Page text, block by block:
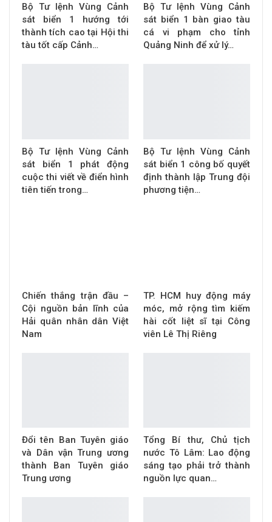
Bộ Tư lệnh Vùng Cảnh
sát biển 1 hướng tới
thành tích cao tại Hội thi
tàu tốt cấp Cảnh…
Bộ Tư lệnh Vùng Cảnh
sát biển 1 bàn giao tàu
cá vi phạm cho tỉnh
Quảng Ninh để xử lý…
Bộ Tư lệnh Vùng Cảnh
sát biển 1 phát động
cuộc thi viết về điển hình
tiên tiến trong…
Bộ Tư lệnh Vùng Cảnh
sát biển 1 công bố quyết
định thành lập Trung đội
phương tiện…
Chiến thắng trận đầu –
Cội nguồn bản lĩnh của
Hải quân nhân dân Việt
Nam
TP. HCM huy động máy
móc, mở rộng tìm kiếm
hài cốt liệt sĩ tại Công
viên Lê Thị Riêng
Đổi tên Ban Tuyên giáo
và Dân vận Trung ương
thành Ban Tuyên giáo
Trung ương
Tổng Bí thư, Chủ tịch
nước Tô Lâm: Lao động
sáng tạo phải trở thành
nguồn lực quan…